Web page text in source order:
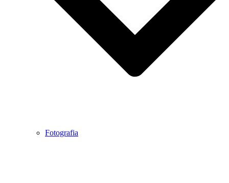
Fotografia